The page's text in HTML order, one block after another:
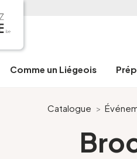
Comme un Liégeois
Catalogue >